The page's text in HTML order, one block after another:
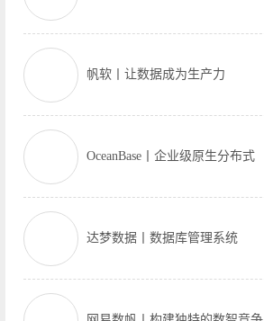
帆软丨让数据成为生产力
OceanBase丨企业级原生分布式
达梦数据丨数据库管理系统